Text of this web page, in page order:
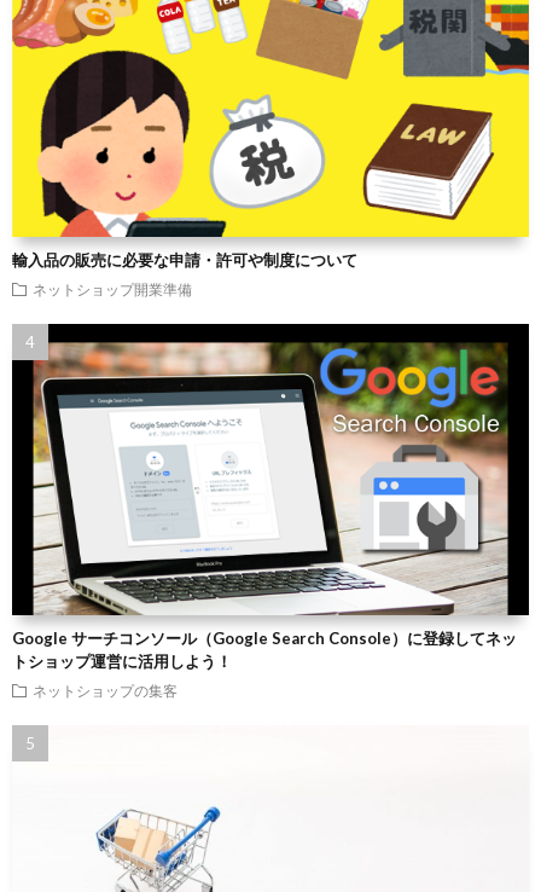
輸入品の販売に必要な申請・許可や制度について
ネットショップ開業準備
Google サーチコンソール（Google Search Console）に登録してネッ
トショップ運営に活用しよう！
ネットショップの集客